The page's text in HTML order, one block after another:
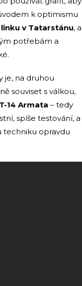
k optimismu
v Tatarstánu, a
potřebám a
je, na druhou
souviset s válkou,
14 Armata – tedy
spíše testování, a
techniku opravdu